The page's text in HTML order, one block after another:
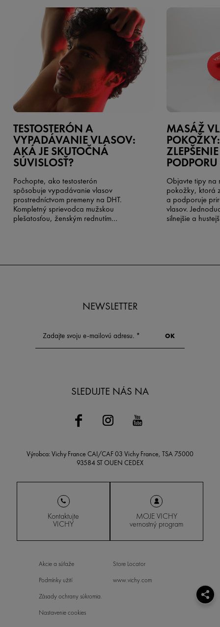
TESTOSTERÓN A
VYPADÁVANIE VLASOV:
AKÁ JE SKUTOČNÁ
SÚVISLOSŤ?
Pochopte, ako testosterón
spôsobuje vypadávanie vlasov
prostredníctvom premeny na DHT.
Kompletný sprievodca mužskou
plešatosťou, ženským rednutím
MASÁŽ
Objavte tipy na
pokožky, ktorá
a podporuje
vlasov.
silnejšie a
NEWSLETTER
SLEDUJTE NÁS NA
Výrobca: Vichy France CAI/CAF 03 Vichy France, TSA 75000
93584 ST OUEN CEDEX
Kontaktujte
VICHY
MOJE VICHY
vernostný program
Akcie a súťaže
Podmínky užití
Zásady ochrany súkromia.
Nastavenie cookies
Store Locator
www.vichy.com